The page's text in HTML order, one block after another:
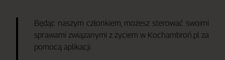
Będąc naszym członkiem, możesz sterować swoimi
sprawami związanymi z życiem w Kochambroń.pl za
pomocą aplikacji.